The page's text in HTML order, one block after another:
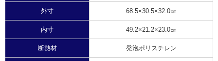
外寸 68.5×30.5×32.0㎝
内寸 49.2×21.2×23.0㎝
断熱材 発泡ポリスチレン